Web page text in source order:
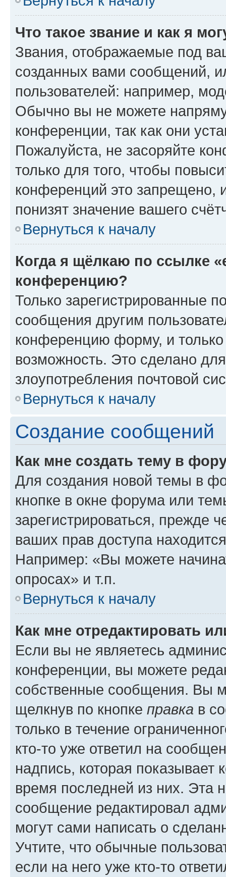
Что такое звание и как я
Звания, отображаемые под
созданных вами сообщений,
пользователей: например,
Обычно вы не можете
конференции, так как они
Пожалуйста, не засоряйте
только для того, чтобы
конференций это запрещено,
понизят значение вашего
Вернуться к началу
Когда я щёлкаю по ссылке
конференцию?
Только зарегистрированные
сообщения другим
конференцию форму, и
возможность. Это сделано
злоупотребления почтовой
Вернуться к началу
Создание сообщений
Как мне создать тему в
Для создания новой темы в
кнопке в окне форума или
зарегистрироваться, прежде
ваших прав доступа
Например: «Вы можете
опросах» и т.п.
Вернуться к началу
Как мне отредактировать
Если вы не являетесь
конференции, вы можете
собственные сообщения. Вы
щелкнув по кнопке правка в
только в течение
кто-то уже ответил на
надпись, которая показывает
время последней из них. Эта
сообщение редактировал
могут сами написать о
Учтите, что обычные
если на него уже кто-то